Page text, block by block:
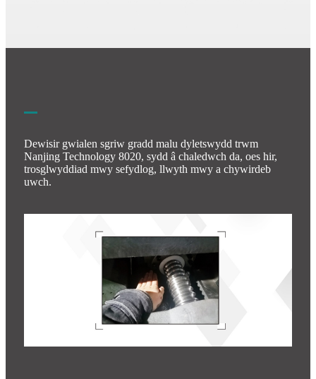
Dewisir gwialen sgriw gradd malu dyletswydd trwm
Nanjing Technology 8020, sydd â chaledwch da, oes hir,
trosglwyddiad mwy sefydlog, llwyth mwy a chywirdeb
uwch.